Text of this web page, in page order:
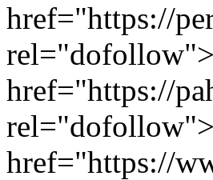
href="https://
href="https://
href="https://